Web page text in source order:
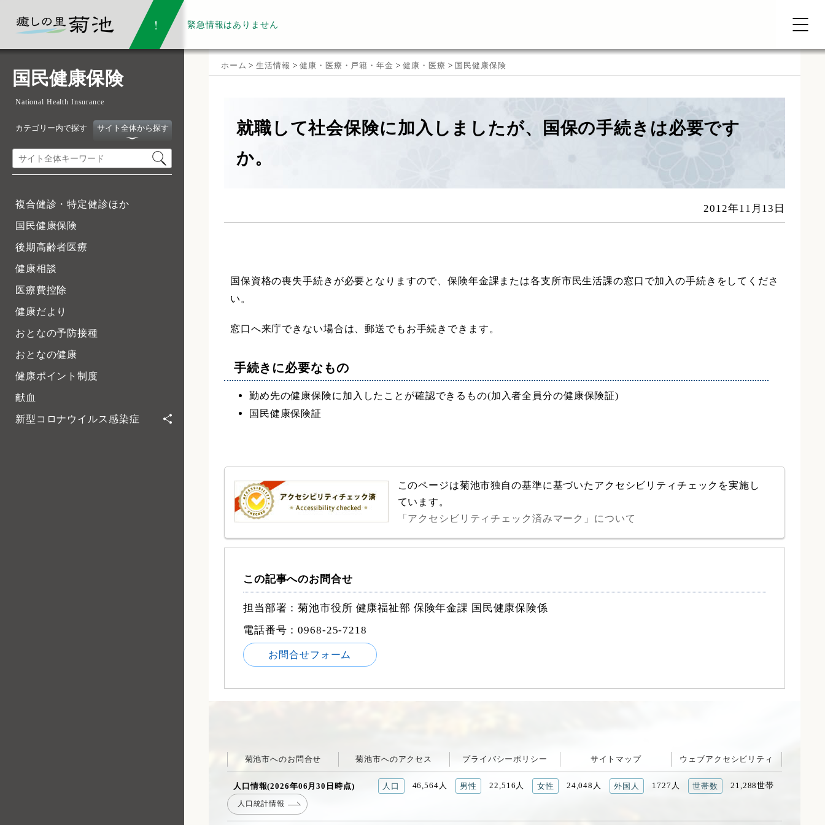
緊急情報はありません
国民健康保険
National Health Insurance
カテゴリー内で探す サイト全体から探す
複合健診・特定健診ほか
国民健康保険
後期高齢者医療
健康相談
医療費控除
健康だより
おとなの予防接種
おとなの健康
健康ポイント制度
献血
新型コロナウイルス感染症
ホーム >生活情報 >健康・医療・戸籍・年金 >健康・医療 > 国民健康保険
就職して社会保険に加入しましたが、国保の手続きは必要です
か。
2012年11月13日
国保資格の喪失手続きが必要となりますので、保険年金課または各支所市民生活課の窓口で加入の手続きをしてくださ
い。
窓口へ来庁できない場合は、郵送でもお手続きできます。
手続きに必要なもの
勤め先の健康保険に加入したことが確認できるもの(加入者全員分の健康保険証)
国民健康保険証
このページは菊池市独自の基準に基づいたアクセシビリティチェックを実施し
ています。
「アクセシビリティチェック済みマーク」について
この記事へのお問合せ
担当部署：菊池市役所 健康福祉部 保険年金課 国民健康保険係
電話番号：0968-25-7218
お問合せフォーム
菊池市へのお問合せ 菊池市へのアクセス プライバシーポリシー サイトマップ ウェブアクセシビリティ
人口情報(2026年06月30日時点) 人口 46,564人 男性 22,516人 女性 24,048人 外国人 1727人 世帯数 21,288世帯
人口統計情報